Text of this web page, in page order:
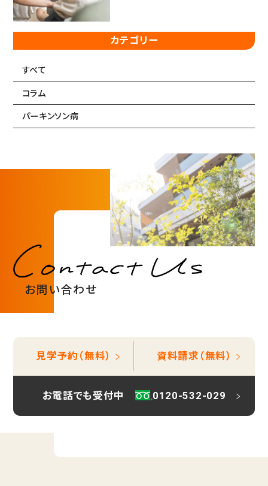
カテゴリー
すべて
コラム
パーキンソン病
お問い合わせ
見学予約（無料） 資料請求（無料）
お電話でも受付中 0120-532-029